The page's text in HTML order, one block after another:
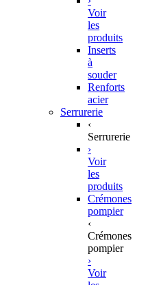
Voir
les
produits
Inserts
à
souder
Renforts
acier
Serrurerie
‹
Serrurerie
›
Voir
les
produits
Crémones
pompier
‹
Crémones
pompier
›
Voir